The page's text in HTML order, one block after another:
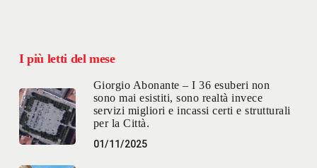
I più letti del mese
Giorgio Abonante – I 36 esuberi non
sono mai esistiti, sono realtà invece
servizi migliori e incassi certi e strutturali
per la Città.
01/11/2025